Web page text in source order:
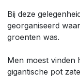
Bij deze
georganiseerd
groenten was.
Men moest vinden
gigantische pot